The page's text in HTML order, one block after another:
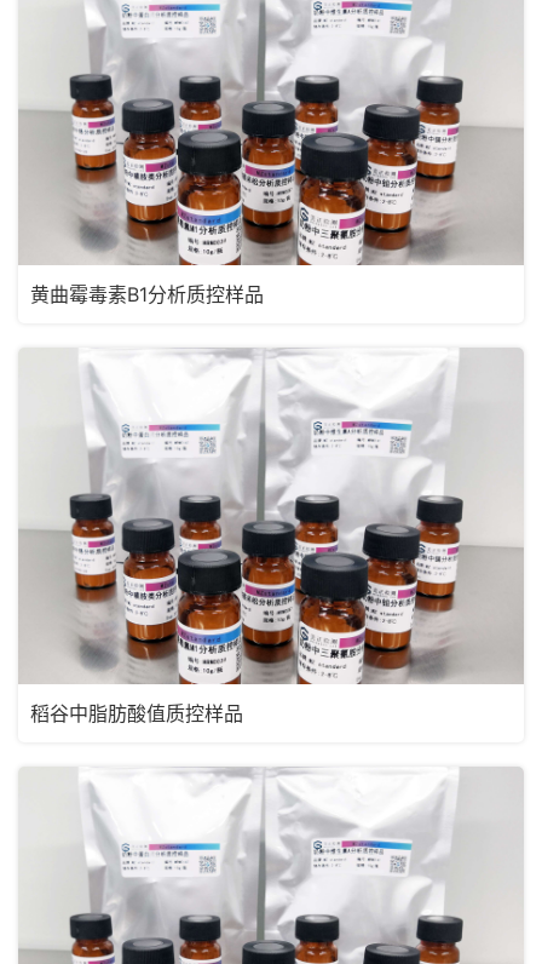
黄曲霉毒素B1分析质控样品
稻谷中脂肪酸值质控样品